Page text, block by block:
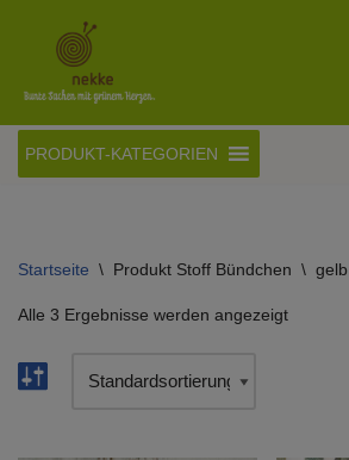
Inhalt
springen
PRODUKT-KATEGORIEN
Startseite \ Produkt Stoff Bündchen \ gelb
Alle 3 Ergebnisse werden angezeigt